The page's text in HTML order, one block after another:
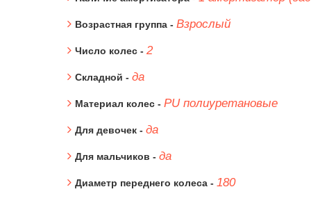
Возрастная группа - Взрослый
Число колес - 2
Складной - да
Материал колес - PU полиуретановые
Для девочек - да
Для мальчиков - да
Диаметр переднего колеса - 180